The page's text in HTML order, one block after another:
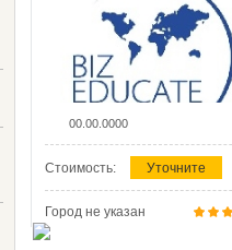
00.00.0000
Стоимость: Уточните
Город не указан